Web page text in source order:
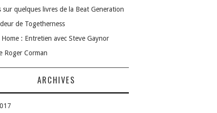
sur quelques livres de la Beat Generation
de Togetherness
: Entretien avec Steve Gaynor
Roger Corman
ARCHIVES